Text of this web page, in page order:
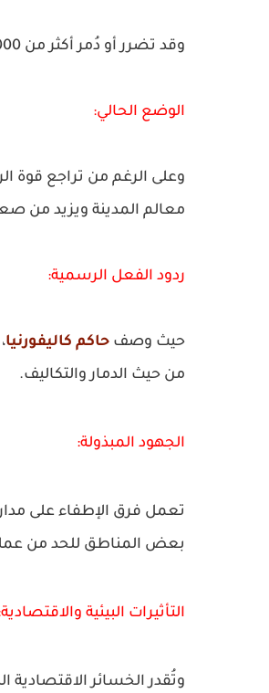
وقد تضرر أو دُمر أكثر من 10,000 مبنى، بما في ذلك منازل وقصور لمشاهير في هوليوود.
الوضع الحالي:
وعلى الرغم من تراجع قوة
معالم المدينة ويزيد من
ردود الفعل الرسمية:
حيث وصف حاكم كاليفورنيا
من حيث الدمار والتكاليف.
الجهود المبذولة:
تعمل فرق الإطفاء على
بعض المناطق للحد من
التأثيرات البيئية